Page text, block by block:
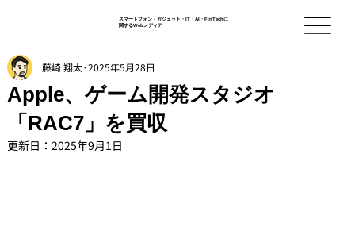
スマートフォン - ガジェット・IT・AI・FinTechに
関するWebメディア
Apple、ゲーム開発スタジオ
「RAC7」を買収
藤崎 翔太 2025年5月28日
更新日： 2025年9月1日